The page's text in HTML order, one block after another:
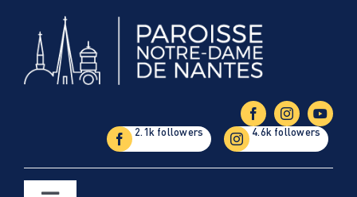
contenu